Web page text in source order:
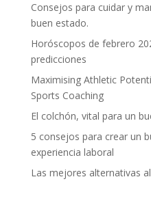
Consejos para cuidar y
buen estado.
Horóscopos de febrero
predicciones
Maximising Athletic
Sports Coaching
El colchón, vital para un
5 consejos para crear un
experiencia laboral
Las mejores alternativas